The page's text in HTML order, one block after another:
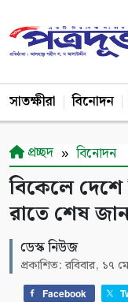
সাতক্ষীরা বিনোদন
প্রচ্ছদ বিনোদন
বিকেলে
রাতে শেষ
ডেস্ক নিউজ
প্রকাশিত: রবিবার, ১৭
Facebook